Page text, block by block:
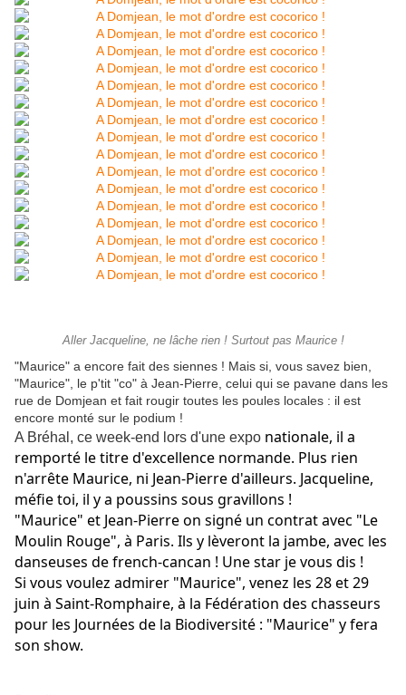
Aller Jacqueline, ne lâche rien ! Surtout pas Maurice !
"Maurice" a encore fait des siennes ! Mais si, vous savez bien,
"Maurice", le p'tit "co" à Jean-Pierre, celui qui se pavane dans les
rue de Domjean et fait rougir toutes les poules locales : il est
encore monté sur le podium !
A Bréhal, ce week-end lors d'une expo nationale, il a
remporté le titre d'excellence normande. Plus rien
n'arrête Maurice, ni Jean-Pierre d'ailleurs. Jacqueline,
méfie toi, il y a poussins sous gravillons !
"Maurice" et Jean-Pierre on signé un contrat avec "Le
Moulin Rouge", à Paris. Ils y lèveront la jambe, avec les
danseuses de french-cancan ! Une star je vous dis !
Si vous voulez admirer "Maurice", venez les 28 et 29
juin à Saint-Romphaire, à la Fédération des chasseurs
pour les Journées de la Biodiversité : "Maurice" y fera
son show.